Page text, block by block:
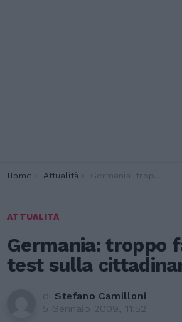
You are here:
Home Attualità Germania: troppo facile il nuovo test sulla cittadinanza
ATTUALITÀ
Germania: troppo
test sulla
di Stefano Camilloni
5 Gennaio 2009, 11:52